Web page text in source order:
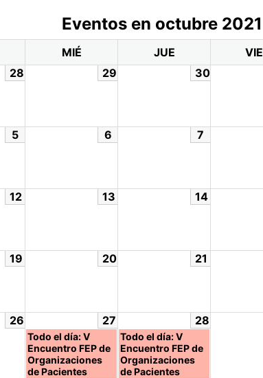
Eventos en octubre 2021
MIÉ JUE VIE
28 29 30
5 6 7
12 13 14
19 20 21
26 27
Todo el día: V
Encuentro FEP de
Organizaciones
de Pacientes
28
Todo el día: V
Encuentro FEP de
Organizaciones
de Pacientes